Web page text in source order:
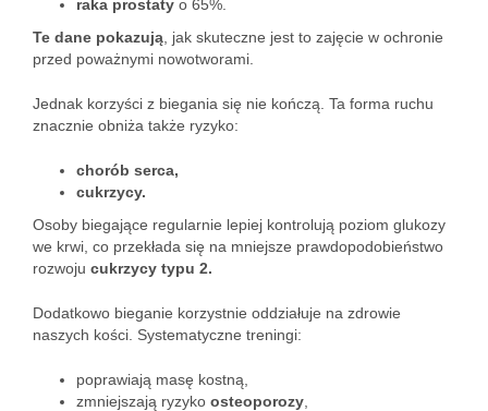
raka prostaty o 65%.
Te dane pokazują , jak skuteczne jest to zajęcie w ochronie
przed poważnymi nowotworami.
Jednak korzyści z biegania się nie kończą. Ta forma ruchu
znacznie obniża także ryzyko:
chorób serca,
cukrzycy.
Osoby biegające regularnie lepiej kontrolują poziom glukozy
we krwi, co przekłada się na mniejsze prawdopodobieństwo
rozwoju cukrzycy typu 2.
Dodatkowo bieganie korzystnie oddziałuje na zdrowie
naszych kości. Systematyczne treningi:
poprawiają masę kostną,
zmniejszają ryzyko osteoporozy